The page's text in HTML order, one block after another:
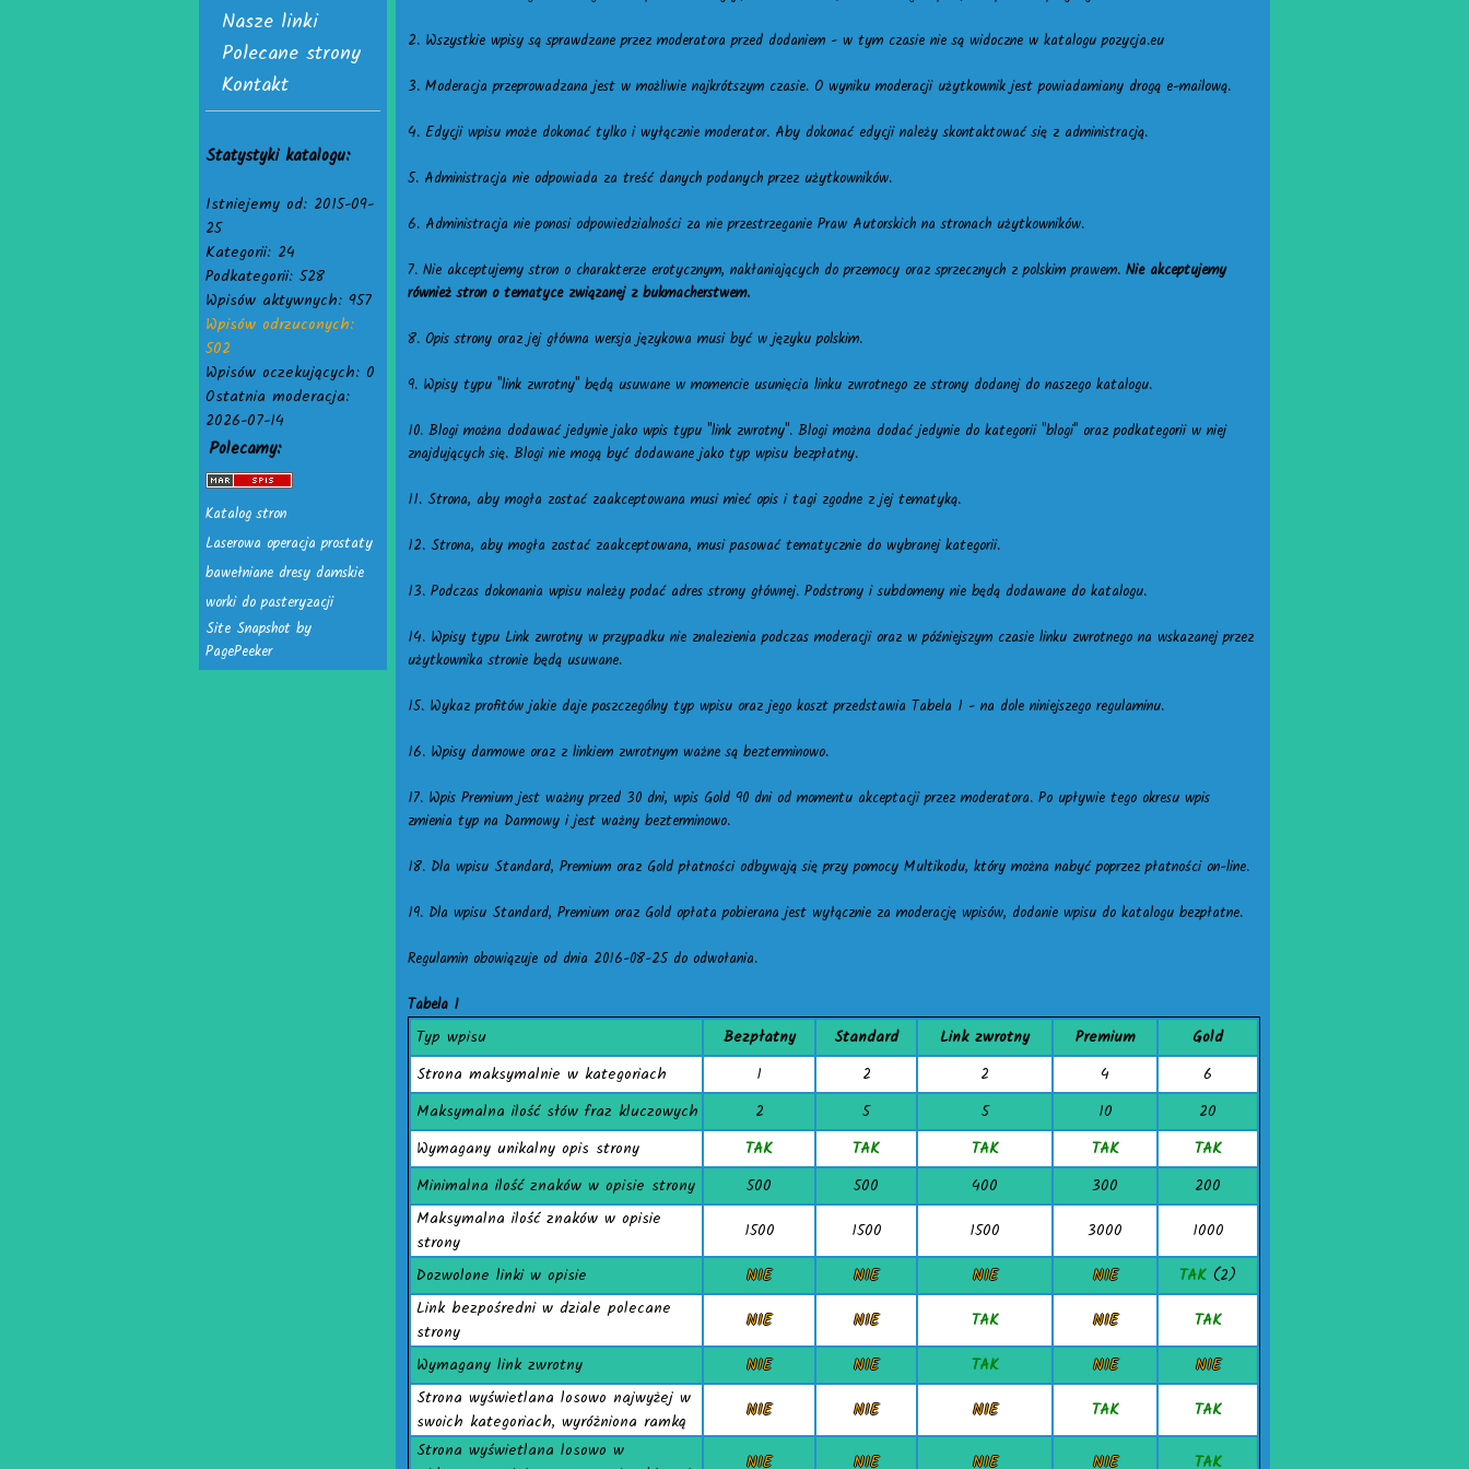
Nasze linki
Polecane strony
Kontakt
Statystyki katalogu:
Istniejemy od: 2015-09-
25
Kategorii: 24
Podkategorii: 528
Wpisów aktywnych: 957
Wpisów odrzuconych:
502
Wpisów oczekujących: 0
Ostatnia moderacja:
2026-07-14
Polecamy:
Katalog stron
Laserowa operacja prostaty
bawełniane dresy damskie
worki do pasteryzacji
Site Snapshot by
PagePeeker
2. Wszystkie wpisy są sprawdzane przez moderatora przed dodaniem - w tym czasie nie są widoczne w katalogu pozycja.eu
3. Moderacja przeprowadzana jest w możliwie najkrótszym czasie. O wyniku moderacji użytkownik jest powiadamiany drogą e-mailową.
4. Edycji wpisu może dokonać tylko i wyłącznie moderator. Aby dokonać edycji należy skontaktować się z administracją.
5. Administracja nie odpowiada za treść danych podanych przez użytkowników.
6. Administracja nie ponosi odpowiedzialności za nie przestrzeganie Praw Autorskich na stronach użytkowników.
7. Nie akceptujemy stron o charakterze erotycznym, nakłaniających do przemocy oraz sprzecznych z polskim prawem. Nie akceptujemy
również stron o tematyce związanej z bukmacherstwem.
8. Opis strony oraz jej główna wersja językowa musi być w języku polskim.
9. Wpisy typu "link zwrotny" będą usuwane w momencie usunięcia linku zwrotnego ze strony dodanej do naszego katalogu.
10. Blogi można dodawać jedynie jako wpis typu "link zwrotny". Blogi można dodać jedynie do kategorii "blogi" oraz podkategorii w niej
znajdujących się. Blogi nie mogą być dodawane jako typ wpisu bezpłatny.
11. Strona, aby mogła zostać zaakceptowana musi mieć opis i tagi zgodne z jej tematyką.
12. Strona, aby mogła zostać zaakceptowana, musi pasować tematycznie do wybranej kategorii.
13. Podczas dokonania wpisu należy podać adres strony głównej. Podstrony i subdomeny nie będą dodawane do katalogu.
14. Wpisy typu Link zwrotny w przypadku nie znalezienia podczas moderacji oraz w późniejszym czasie linku zwrotnego na wskazanej przez
użytkownika stronie będą usuwane.
15. Wykaz profitów jakie daje poszczególny typ wpisu oraz jego koszt przedstawia Tabela 1 - na dole niniejszego regulaminu.
16. Wpisy darmowe oraz z linkiem zwrotnym ważne są bezterminowo.
17. Wpis Premium jest ważny przed 30 dni, wpis Gold 90 dni od momentu akceptacji przez moderatora. Po upływie tego okresu wpis
zmienia typ na Darmowy i jest ważny bezterminowo.
18. Dla wpisu Standard, Premium oraz Gold płatności odbywają się przy pomocy Multikodu, który można nabyć poprzez płatności on-line.
19. Dla wpisu Standard, Premium oraz Gold opłata pobierana jest wyłącznie za moderację wpisów, dodanie wpisu do katalogu bezpłatne.
Regulamin obowiązuje od dnia 2016-08-25 do odwołania.
Tabela 1
Typ wpisu Bezpłatny Standard Link zwrotny Premium
Gold
Strona maksymalnie w kategoriach
1 2 2 4
6
Maksymalna ilość słów fraz kluczowych
2 5 5 10
20
Wymagany unikalny opis strony
TAK TAK TAK TAK
TAK
Minimalna ilość znaków w opisie strony
500 500 400 300
200
Maksymalna ilość znaków w opisie
strony
1500 1500 1500 3000
1000
Dozwolone linki w opisie
NIE NIE NIE NIE TAK (2)
Link bezpośredni w dziale polecane
strony
NIE NIE TAK NIE
TAK
Wymagany link zwrotny
NIE NIE TAK NIE
NIE
Strona wyświetlana losowo najwyżej w
swoich kategoriach, wyróżniona ramką
NIE NIE NIE TAK
TAK
Strona wyświetlana losowo w
NIE NIE NIE NIE TAK